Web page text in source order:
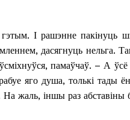
І рашэнне пакінуць
дасягнуць нельга.
памаўчаў. – А
яго душа, толькі
жаль, іншы раз